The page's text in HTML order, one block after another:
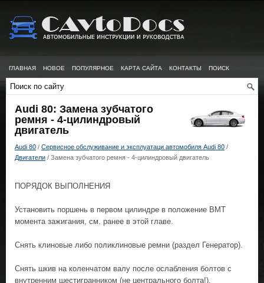
ГЛАВНАЯ НОВОЕ ПОПУЛЯРНОЕ КАРТА САЙТА КОНТАКТЫ ПОИСК
Audi 80: Замена зубчатого
ремня - 4-цилиндровый
двигатель
Audi 80 / Сервисное обслуживание и эксплуатаци автомобиля Audi 80 /
Двигатели / Замена зубчатого ремня - 4-цилиндровый двигатель
ПОРЯДОК ВЫПОЛНЕНИЯ
Установить поршень в первом цилиндре в положение ВМТ
момента зажигания, см. ранее в этой главе.
Снять клиновые либо поликлиновые ремни (раздел Генератор).
Снять шкив на коленчатом валу после ослабления болтов с
внутренним шестигранником (не центрального болта!).